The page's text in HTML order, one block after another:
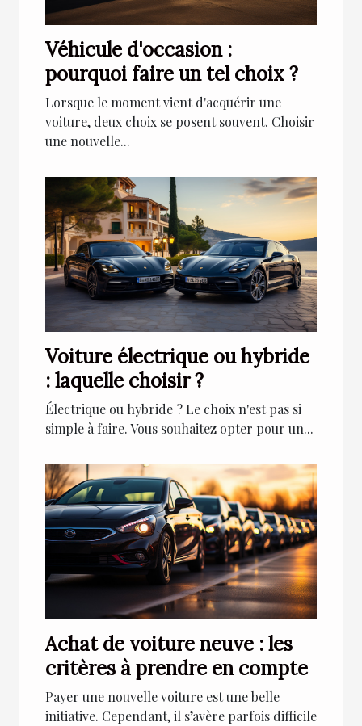
Véhicule d'occasion :
pourquoi faire un tel choix ?
Lorsque le moment vient d'acquérir une
voiture, deux choix se posent souvent. Choisir
une nouvelle...
Voiture électrique ou hybride
: laquelle choisir ?
Électrique ou hybride ? Le choix n'est pas si
simple à faire. Vous souhaitez opter pour un...
Achat de voiture neuve : les
critères à prendre en compte
Payer une nouvelle voiture est une belle
initiative. Cependant, il s’avère parfois difficile